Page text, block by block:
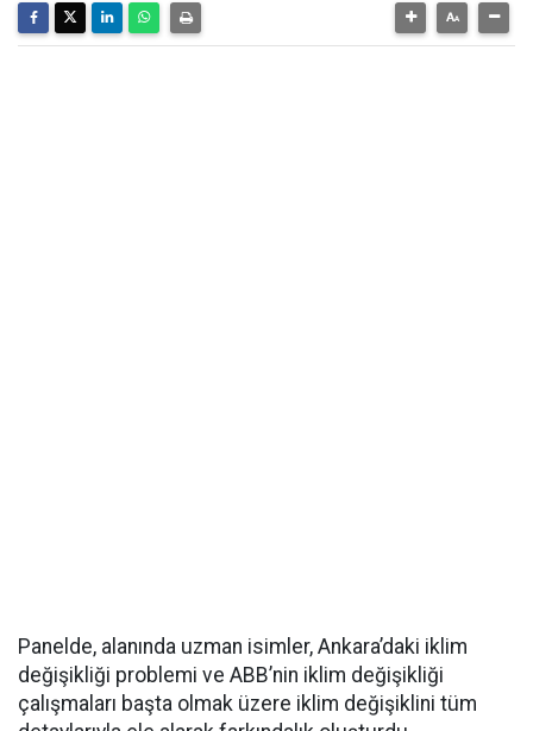
Panelde, alanında uzman isimler, Ankara’daki iklim
değişikliği problemi ve ABB’nin iklim değişikliği
çalışmaları başta olmak üzere iklim değişiklini tüm